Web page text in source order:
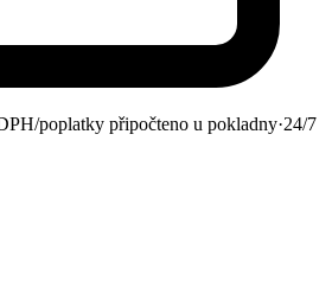
poplatky připočteno u pokladny·24/7